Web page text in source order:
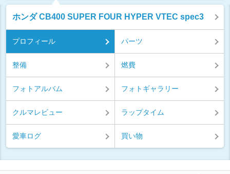
ホンダ CB400 SUPER FOUR HYPER VTEC spec3
プロフィール パーツ
整備 燃費
フォトアルバム フォトギャラリー
クルマレビュー ラップタイム
愛車ログ 買い物